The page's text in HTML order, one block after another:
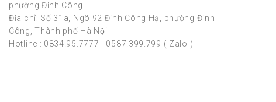
phường Định Công
Địa chỉ: Số 31a, Ngõ 92 Định Công Hạ, phường Định
Công, Thành phố Hà Nội
Hotline : 0834.95.7777 - 0587.399.799 ( Zalo )